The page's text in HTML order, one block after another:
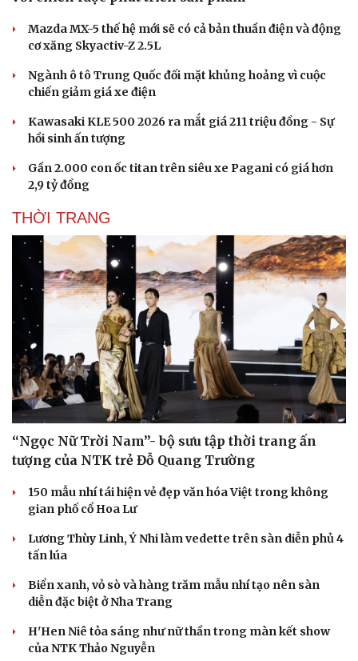
Mazda MX-5 thế hệ mới sẽ có cả bản thuần điện và động
cơ xăng Skyactiv-Z 2.5L
Ngành ô tô Trung Quốc đối mặt khủng hoảng vì cuộc
chiến giảm giá xe điện
Kawasaki KLE 500 2026 ra mắt giá 211 triệu đồng - Sự
hồi sinh ấn tượng
Gần 2.000 con ốc titan trên siêu xe Pagani có giá hơn
2,9 tỷ đồng
THỜI TRANG
“Ngọc Nữ Trời Nam”- bộ sưu tập thời trang ấn
tượng của NTK trẻ Đỗ Quang Trường
150 mẫu nhí tái hiện vẻ đẹp văn hóa Việt trong không
gian phố cổ Hoa Lư
Lương Thùy Linh, Ý Nhi làm vedette trên sàn diễn phủ 4
tấn lúa
Biển xanh, vỏ sò và hàng trăm mẫu nhí tạo nên sàn
diễn đặc biệt ở Nha Trang
H'Hen Niê tỏa sáng như nữ thần trong màn kết show
của NTK Thảo Nguyễn